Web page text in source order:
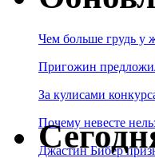
Чем больше грудь у
Пригожин
За кулисами
Почему невесте
Джастин Бибер